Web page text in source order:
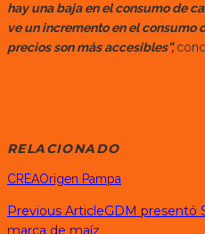
hay una baja en el consumo de
ve un incremento en el consumo
precios son más accesibles”,
RELACIONADO
CREAOrigen Pampa
Previous ArticleGDM presentó
marca de maíz